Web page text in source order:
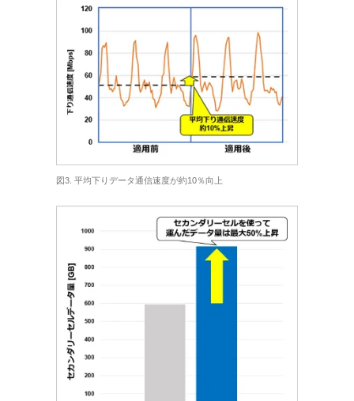
図3. 平均下りデータ通信速度が約10％向上